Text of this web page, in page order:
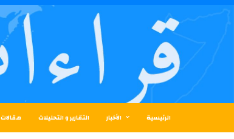
الرئيسية الأخبار التقارير و التحليلات مقالات